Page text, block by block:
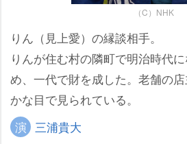
（C）NHK
りん（見上愛）の縁談相手。
りんが住む村の隣町で明治時代
め、一代で財を成した。老舗
かな目で見られている。
演 三浦貴大